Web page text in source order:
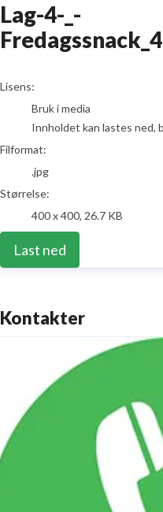
Lag-4-_-
go to media item
Lisens:
Bruk i media
Innholdet kan lastes ned,
Filformat:
.jpg
Størrelse:
400 x 400, 26.7 KB
Last ned
Kontakter